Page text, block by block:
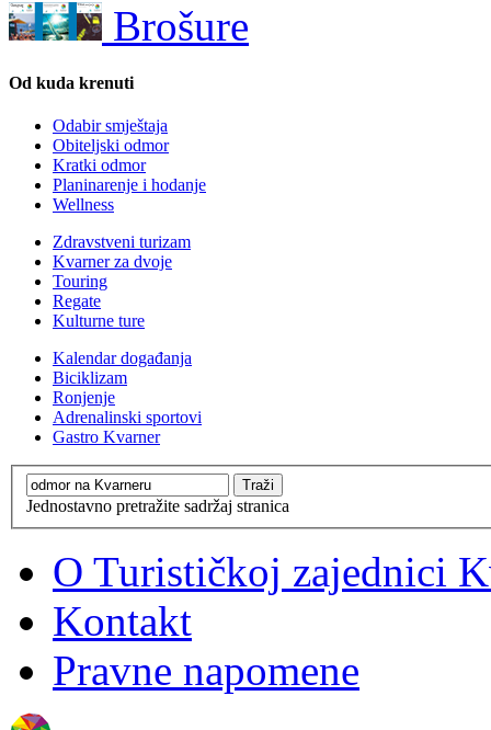
Brošure
Od kuda krenuti
Odabir smještaja
Obiteljski odmor
Kratki odmor
Planinarenje i hodanje
Wellness
Zdravstveni turizam
Kvarner za dvoje
Touring
Regate
Kulturne ture
Kalendar događanja
Biciklizam
Ronjenje
Adrenalinski sportovi
Gastro Kvarner
Jednostavno pretražite sadržaj stranica
O Turističkoj zajednici
Kontakt
Pravne napomene